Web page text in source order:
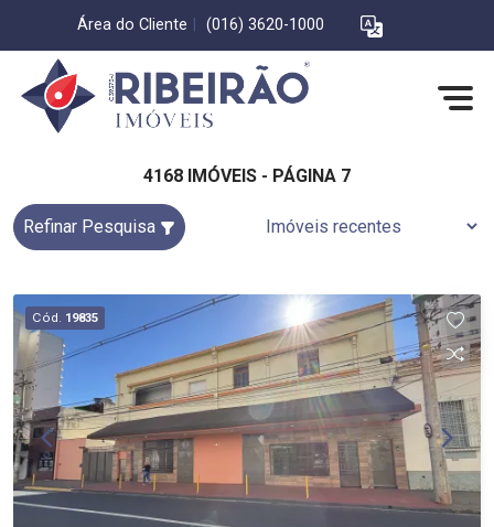
Área do Cliente (016) 3620-1000
4168 IMÓVEIS - PÁGINA 7
Refinar Pesquisa
Cód. 19835